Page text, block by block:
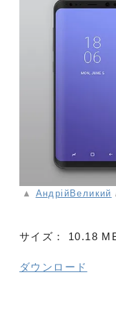
▲ АндрійВеликий
サイズ： 10.18
ダウンロード